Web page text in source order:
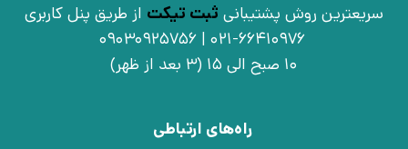
سریعترین روش پشتیبانی ثبت تیکت از طریق پنل کاربری
021-66410976 | 09030925756
10 صبح الی 15 (3 بعد از ظهر)
راه‌های ارتباطی